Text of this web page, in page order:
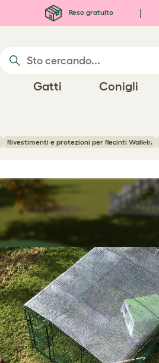
Reso gratuito
Gatti Conigli
Rivestimenti e protezioni per Recinti Walk-In